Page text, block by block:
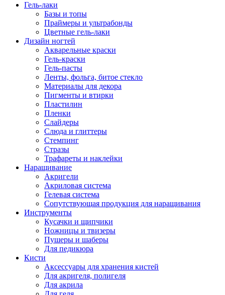
Гель-лаки
Базы и топы
Праймеры и ультрабонды
Цветные гель-лаки
Дизайн ногтей
Акварельные краски
Гель-краски
Гель-пасты
Ленты, фольга, битое стекло
Материалы для декора
Пигменты и втирки
Пластилин
Пленки
Слайдеры
Слюда и глиттеры
Стемпинг
Стразы
Трафареты и наклейки
Наращивание
Акригели
Акриловая система
Гелевая система
Сопутствующая продукция для наращивания
Инструменты
Кусачки и щипчики
Ножницы и твизеры
Пушеры и шаберы
Для педикюра
Кисти
Аксессуары для хранения кистей
Для акригеля, полигеля
Для акрила